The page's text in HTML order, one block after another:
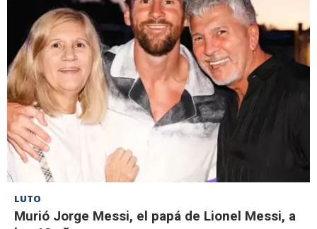
LUTO
Murió Jorge Messi, el papá de Lionel Messi, a